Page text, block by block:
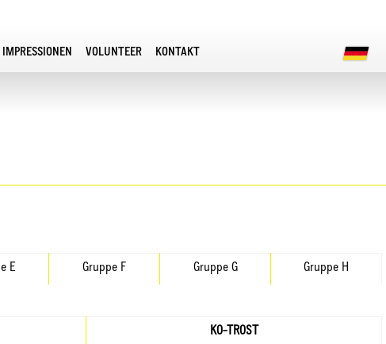
IMPRESSIONEN VOLUNTEER KONTAKT
E Gruppe F Gruppe G Gruppe H
KO-TROST